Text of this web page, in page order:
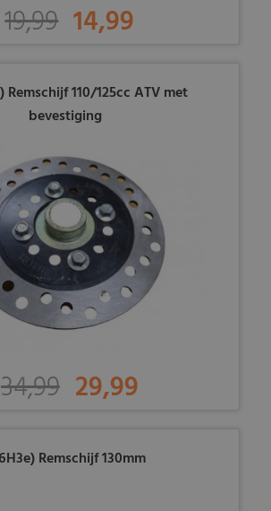
19,99 14,99
Remschijf 110/125cc ATV met
bevestiging
34,99 29,99
Remschijf 130mm